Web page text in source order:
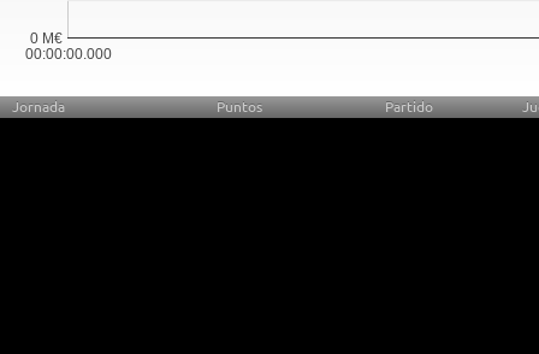
00:00:00.000
0 M€
Jornada Puntos Partido